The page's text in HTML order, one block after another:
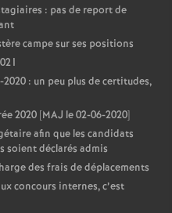
: pas de report de
campe sur ses positions
: un peu plus de certitudes,
2020 [MAJ le 02-06-2020]
afin que les candidats
soient déclarés admis
des frais de déplacements
concours internes, c’est